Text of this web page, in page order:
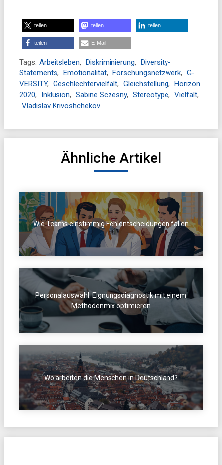
teilen teilen teilen
teilen E-Mail
Tags: Arbeitsleben, Diskriminierung, Diversity-
Statements, Emotionalität, Forschungsnetzwerk, G-
VERSITY, Geschlechtervielfalt, Gleichstellung, Horizon
2020, Inklusion, Sabine Sczesny, Stereotype, Vielfalt,
Vladislav Krivoshchekov
Ähnliche Artikel
Wie Teams einstimmig Fehlentscheidungen fällen
Personalauswahl: Eignungsdiagnostik mit einem
Methodenmix optimieren
Wo arbeiten die Menschen in Deutschland?